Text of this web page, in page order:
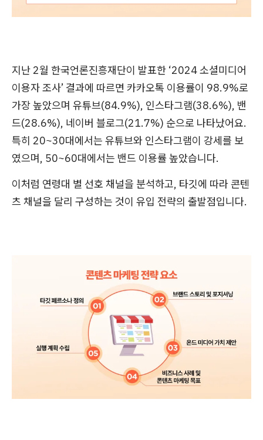
지난 2월 한국언론진흥재단이 발표한 ‘2024 소셜미디어
이용자 조사’ 결과에 따르면 카카오톡 이용률이 98.9%로
가장 높았으며 유튜브(84.9%), 인스타그램(38.6%), 밴
드(28.6%), 네이버 블로그(21.7%) 순으로 나타났어요.
특히 20~30대에서는 유튜브와 인스타그램이 강세를 보
였으며, 50~60대에서는 밴드 이용률 높았습니다.
이처럼 연령대 별 선호 채널을 분석하고, 타깃에 따라 콘텐
츠 채널을 달리 구성하는 것이 유입 전략의 출발점입니다.